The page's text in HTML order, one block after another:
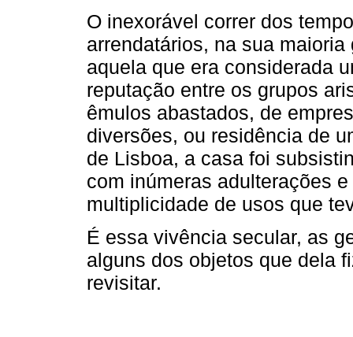
O inexorável correr dos
arrendatários, na sua
aquela que era considerada
reputação entre os grupos
êmulos abastados, de
diversões, ou residência de
de Lisboa, a casa foi
com inúmeras adulterações
multiplicidade de usos que
É essa vivência secular, as
alguns dos objetos que dela
revisitar.